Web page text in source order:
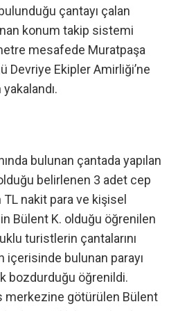
çantayı çalan
konum takip sistemi
mesafede Muratpaşa
Devriye Ekipler Amirliği’ne
bulunan çantada yapılan
belirlenen 3 adet cep
nakit para ve kişisel
Bülent K. olduğu öğrenilen
turistlerin çantalarını
içerisinde bulunan parayı
bozdurduğu öğrenildi.
merkezine götürülen Bülent